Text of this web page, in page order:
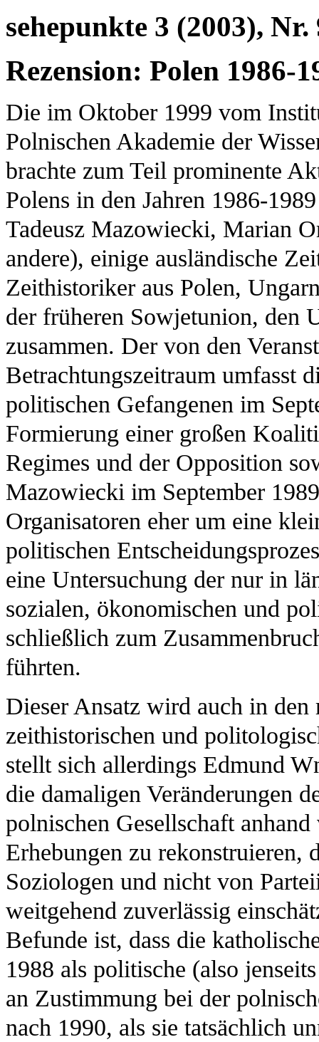
sehepunkte 3 (2003), Nr.
Rezension: Polen 1986-
Die im Oktober 1999 vom
Polnischen Akademie der
brachte zum Teil prominente
Polens in den Jahren 1986-
Tadeusz Mazowiecki, Marian
andere), einige ausländische
Zeithistoriker aus Polen,
der früheren Sowjetunion, den
zusammen. Der von den
Betrachtungszeitraum umfasst
politischen Gefangenen im
Formierung einer großen
Regimes und der Opposition
Mazowiecki im September
Organisatoren eher um eine
politischen
eine Untersuchung der nur in
sozialen, ökonomischen und
schließlich zum
führten.
Dieser Ansatz wird auch in
zeithistorischen und
stellt sich allerdings Edmund
die damaligen Veränderungen
polnischen Gesellschaft
Erhebungen zu rekonstruieren,
Soziologen und nicht von
weitgehend zuverlässig
Befunde ist, dass die
1988 als politische (also
an Zustimmung bei der
nach 1990, als sie tatsächlich